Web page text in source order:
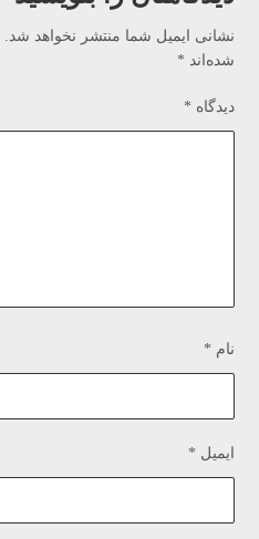
نشانی ایمیل شما منتشر نخواهد شد.
شده‌اند *
دیدگاه *
نام *
ایمیل *